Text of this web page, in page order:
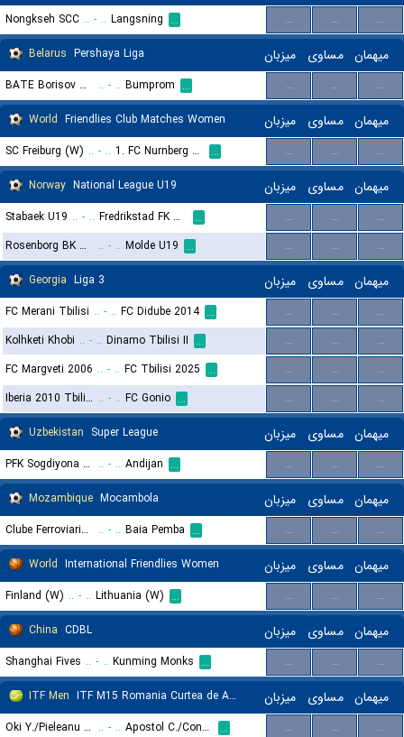
Nongkseh SCC .. - .. Langsning ... ... ...
...
Belarus Pershaya Liga میزبان مساوی میهمان
BATE Borisov Reserves .. - .. Bumprom ... ... ...
...
World Friendlies Club Matches Women میزبان مساوی میهمان
SC Freiburg (W) .. - .. 1. FC Nurnberg (W) ... ... ...
...
Norway National League U19 میزبان مساوی میهمان
Stabaek U19 .. - .. Fredrikstad FK U19 ... ... ...
...
Rosenborg BK U19
.. - .. Molde U19 ... ... ...
...
Georgia Liga 3 میزبان مساوی میهمان
FC Merani Tbilisi .. - .. FC Didube 2014 ... ... ...
...
Kolhketi Khobi .. - .. Dinamo Tbilisi II ... ... ...
...
FC Margveti 2006 .. - .. FC Tbilisi 2025 ... ... ...
...
Iberia 2010 Tbilisi .. - .. FC Gonio ... ... ...
...
Uzbekistan Super League میزبان مساوی میهمان
PFK Sogdiyona Jizzax .. - .. Andijan ... ... ...
...
Mozambique Mocambola میزبان مساوی میهمان
Clube Ferroviario de Maputo .. - .. Baia Pemba ... ... ...
...
World International Friendlies Women میزبان مساوی میهمان
Finland (W) .. - .. Lithuania (W) ... ... ...
...
China CDBL میزبان مساوی میهمان
Shanghai Fives .. - .. Kunming Monks ... ... ...
...
ITF Men ITF M15 Romania Curtea de Arges, Doubles میزبان مساوی میهمان
Oki Y./Pieleanu R. T. .. - .. Apostol C./Constantin A. ... ... ...
...